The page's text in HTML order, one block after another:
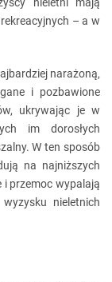
– a w
narażoną,
i pozbawione
ukrywając je w
im dorosłych
W ten sposób
na najniższych
i przemoc wypalają
nieletnich